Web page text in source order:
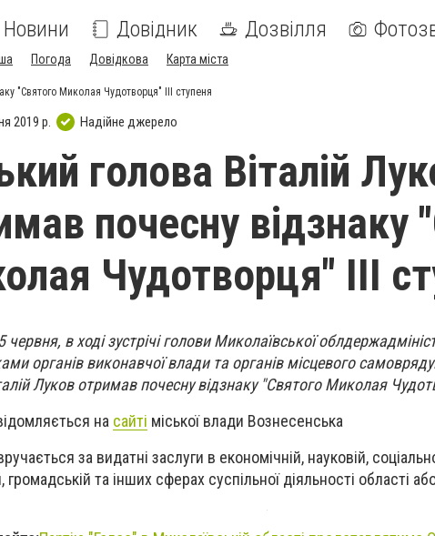
Новини Довідник Дозвілля
Погода Довідкова Карта міста
"Святого Миколая Чудотворця" ІІІ ступеня
2019 р. Надійне джерело
голова Віталій
почесну відзнаку
Чудотворця" ІІІ
червня, в ході зустрічі голови Миколаївської
органів виконавчої влади та органів місцевого
Луков отримав почесну відзнаку "Святого Миколая
на сайті міської влади Вознесенська
за видатні заслуги в економічній, науковій,
громадській та інших сферах суспільної діяльності області